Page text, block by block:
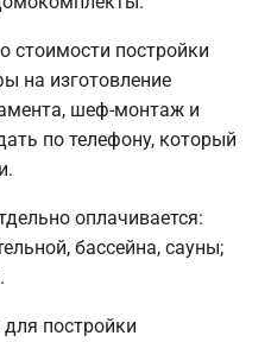
постройки
на изготовление
шеф-монтаж и
по телефону, который
оплачивается:
бассейна, сауны;
постройки